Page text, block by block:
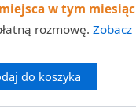
w tym
rozmowę. Zobacz
do koszyka